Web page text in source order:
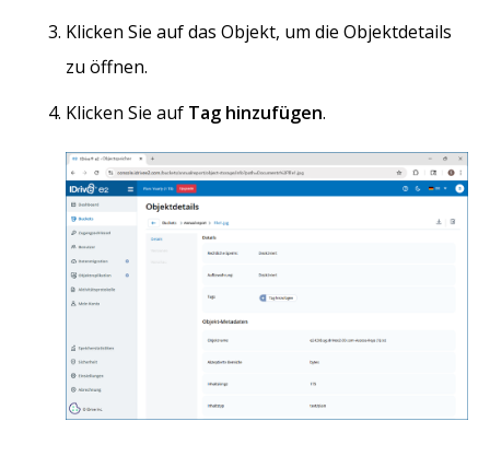
Klicken Sie auf das Objekt, um die Objektdetails
zu öffnen.
Klicken Sie auf Tag hinzufügen.